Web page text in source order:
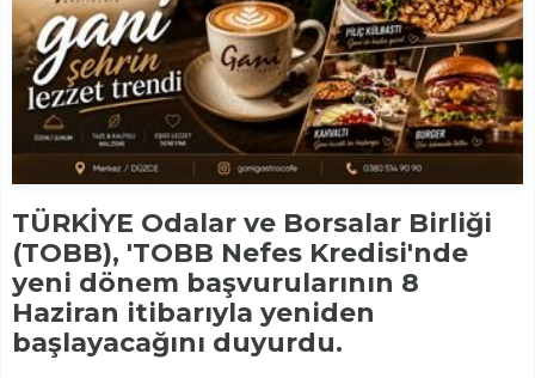
TÜRKİYE Odalar ve Borsalar Birliği
(TOBB), 'TOBB Nefes Kredisi'nde
yeni dönem başvurularının 8
Haziran itibarıyla yeniden
başlayacağını duyurdu.